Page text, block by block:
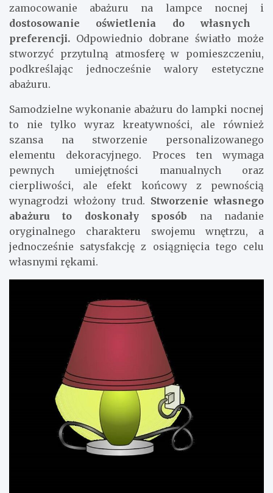
zamocowanie abażuru na lampce nocnej i
dostosowanie oświetlenia do własnych
preferencji. Odpowiednio dobrane światło może
stworzyć przytulną atmosferę w pomieszczeniu,
podkreślając jednocześnie walory estetyczne
abażuru.
Samodzielne wykonanie abażuru do lampki nocnej
to nie tylko wyraz kreatywności, ale również
szansa na stworzenie personalizowanego
elementu dekoracyjnego. Proces ten wymaga
pewnych umiejętności manualnych oraz
cierpliwości, ale efekt końcowy z pewnością
wynagrodzi włożony trud. Stworzenie własnego
abażuru to doskonały sposób na nadanie
oryginalnego charakteru swojemu wnętrzu, a
jednocześnie satysfakcję z osiągnięcia tego celu
własnymi rękami.